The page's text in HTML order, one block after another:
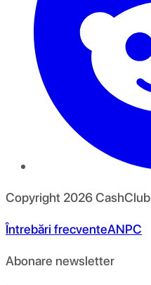
Copyright 2026CashClub
Întrebări frecventeANPC
Abonare newsletter